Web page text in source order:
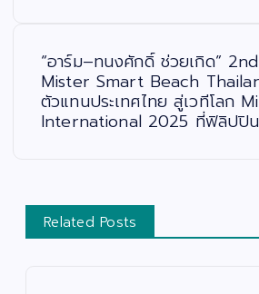
“อาร์ม–ทนงศักดิ์ ช่วยเกิด”
Mister Smart Beach
ตัวแทนประเทศไทย สู่เวทีโลก
International 2025 ที่ฟิลิปปิ
Related Posts